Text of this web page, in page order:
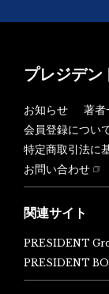
プレジデン
お知らせ 著者
会員登録につい
特定商取引法に
お問い合わせ
関連サイト
PRESIDENT
PRESIDENT